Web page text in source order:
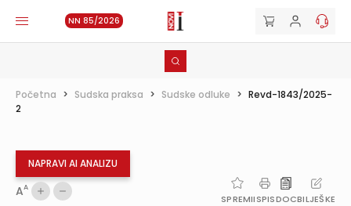
NN 85/2026
Početna > Sudska praksa > Sudske odluke > Revd-1843/2025-
2
NAPRAVI AI ANALIZU
AA
SPREMIISPISDOCBILJEŠKE